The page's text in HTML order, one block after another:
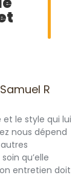
R
le style qui lui
nous dépend
qu’elle
entretien doit